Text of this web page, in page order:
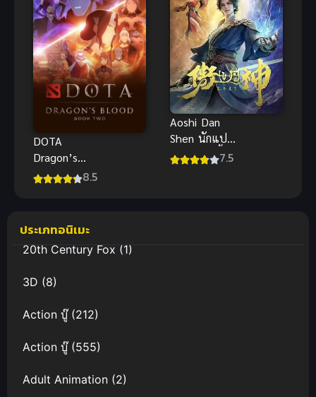
ทกันดั้มวิง
เอนด์เลส
วอลซ์ พากย์
ไทย
DOTA
Dragon’s
Blood 2 เลือด
8.5
Aoshi Dan
Shen นักแปร
ธาตุเหนือชั้น
7.5
ประเภทอนิเมะ
20th Century Fox(1)
3D (8)
Action บู๊(212)
Action บู๊(555)
Adult Animation (2)